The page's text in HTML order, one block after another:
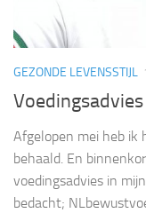
GEZONDE LEVENSSTIJL
Afgelopen mei heb ik
behaald. En
voedingsadvies in
bedacht;